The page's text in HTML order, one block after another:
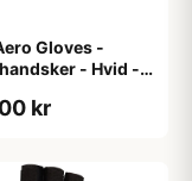
Gloves -
- Hvid -
kr